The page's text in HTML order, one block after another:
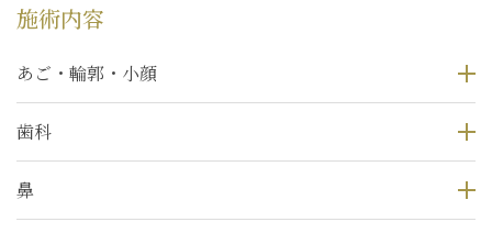
施術内容
あご・輪郭・小顔
歯科
鼻